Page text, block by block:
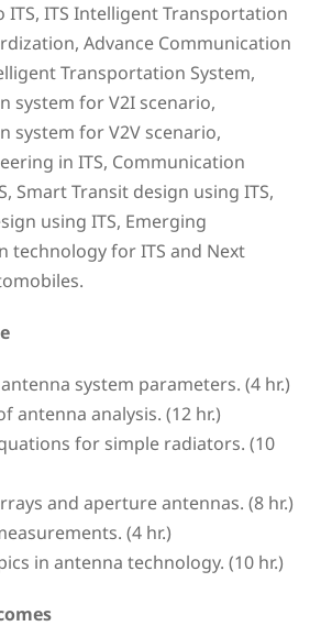
ITS Intelligent Transportation
Advance Communication
Transportation System,
system for V2I scenario,
system for V2V scenario,
in ITS, Communication
Smart Transit design using ITS,
using ITS, Emerging
technology for ITS and Next
system parameters. (4 hr.)
antenna analysis. (12 hr.)
for simple radiators. (10
and aperture antennas. (8 hr.)
(4 hr.)
in antenna technology. (10 hr.)